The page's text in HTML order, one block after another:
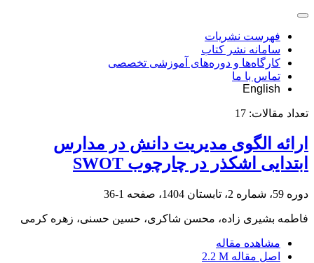
فهرست نشریات
سامانه نشر کتاب
کارگاه‌ها و دوره‌های آموزشی تخصصی
تماس با ما
English
تعداد مقالات: 17
ارائه الگوی مدیریت دانش در مدارس
ابتدایی اشکذر در چارچوب SWOT
دوره 59، شماره 2، تابستان 1404، صفحه 1-36
فاطمه بشیری زاده، محسن شاکری، حسین حسنی، زهره کرمی
مشاهده مقاله
اصل مقاله 2.2 M